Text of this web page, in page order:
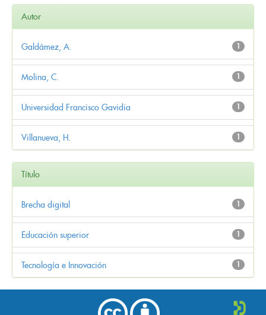
Autor
1
Galdámez, A.
1
Molina, C.
1
Universidad Francisco Gavidia
1
Villanueva, H.
Título
1
Brecha digital
1
Educación superior
1
Tecnología e Innovación